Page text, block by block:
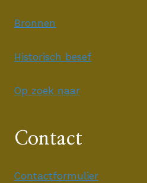
Bronnen
Historisch besef
Op zoek naar
Contact
Contactformulier